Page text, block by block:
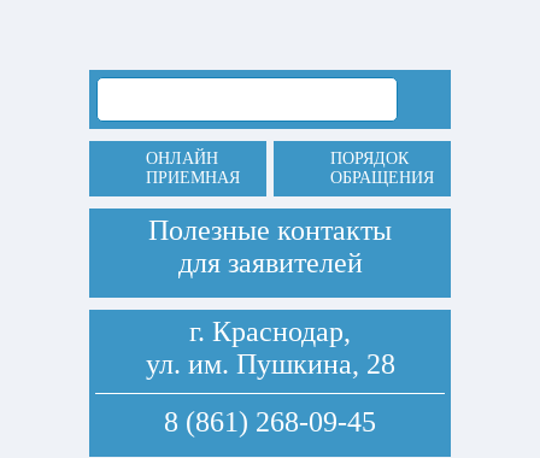
ОНЛАЙН
ПРИЕМНАЯ
ПОРЯДОК
ОБРАЩЕНИЯ
Полезные контакты
для заявителей
г. Краснодар,
ул. им. Пушкина, 28
8 (861) 268-09-45